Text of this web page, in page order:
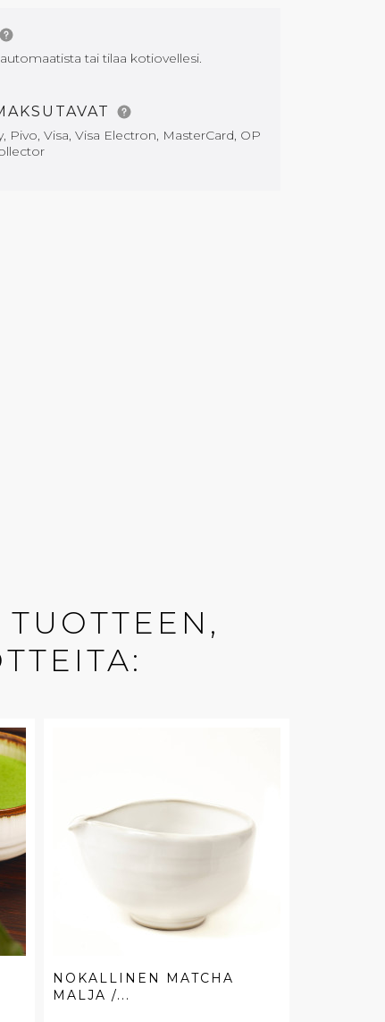
tai tilaa kotiovellesi.
Visa, Visa Electron, MasterCard, OP
NOKALLINEN MATCHA
MALJA /...